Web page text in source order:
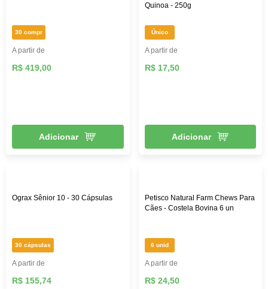
30 compr
A partir de
R$ 419,00
Adicionar
Quinoa - 250g
Único
A partir de
R$ 17,50
Adicionar
Ograx Sênior 10 - 30 Cápsulas
30 cápsulas
A partir de
R$ 155,74
Petisco Natural Farm Chews Para
Cães - Costela Bovina 6 un
6 unid
A partir de
R$ 24,50